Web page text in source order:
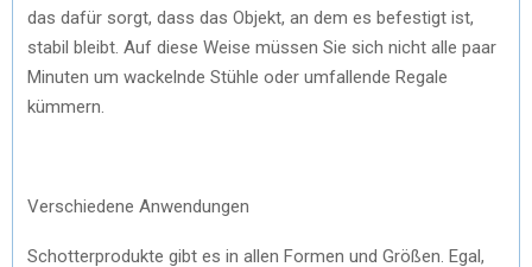
das dafür sorgt, dass das Objekt, an dem es befestigt ist,
stabil bleibt. Auf diese Weise müssen Sie sich nicht alle paar
Minuten um wackelnde Stühle oder umfallende Regale
kümmern.
Verschiedene Anwendungen
Schotterprodukte gibt es in allen Formen und Größen. Egal,